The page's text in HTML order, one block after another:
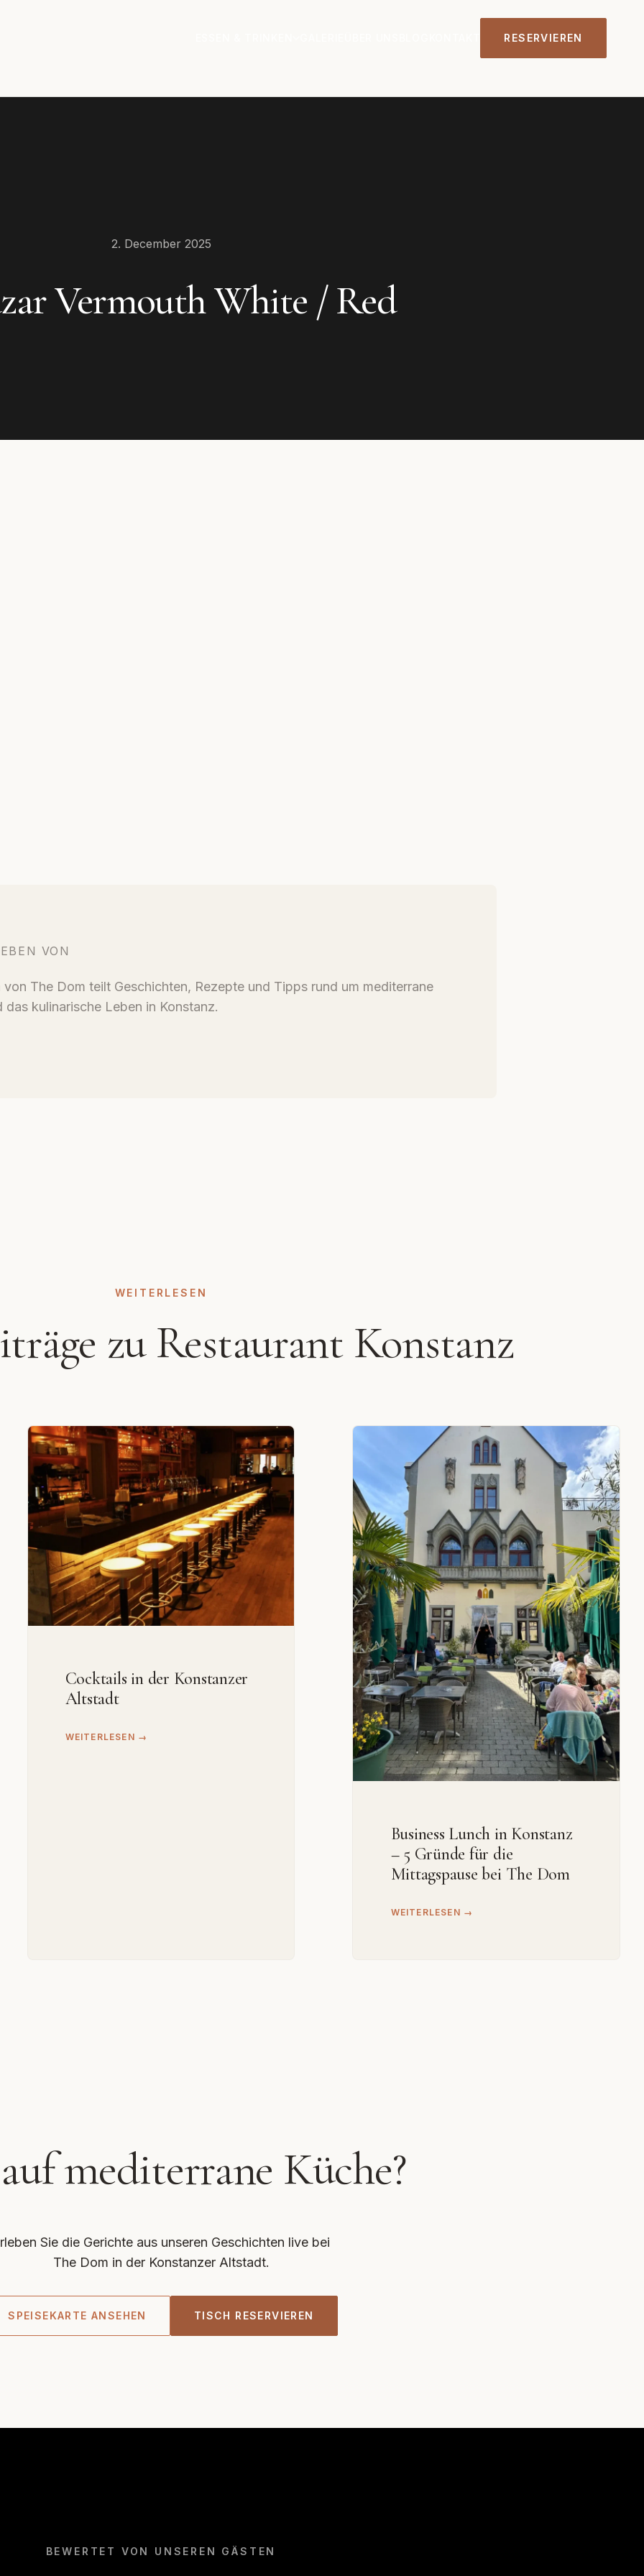
RESERVIEREN
2. December 2025
Vermouth White / Red
VON
von The Dom teilt Geschichten, Rezepte und Tipps rund um mediterrane
das kulinarische Leben in Konstanz.
WEITERLESEN
zu Restaurant Konstanz
Cocktails in der Konstanzer
Altstadt
WEITERLESEN →
Business Lunch in Konstanz
– 5 Gründe für die
Mittagspause bei The Dom
WEITERLESEN →
mediterrane Küche?
Sie die Gerichte aus unseren Geschichten live bei
The Dom in der Konstanzer Altstadt.
SPEISEKARTE ANSEHEN TISCH RESERVIEREN
BEWERTET VON UNSEREN GÄSTEN